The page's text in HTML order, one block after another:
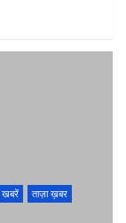
खबरें
ताज़ा ख़बर